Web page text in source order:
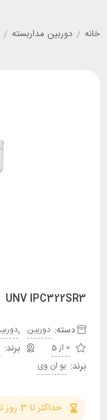
خانه / دوربین مداربسته /
UNV IPC322SR3
دسته: دوربین ,
0 از 5
برند: یو ان وی
حداکثر تا 3 روز تحویل داده می شود.